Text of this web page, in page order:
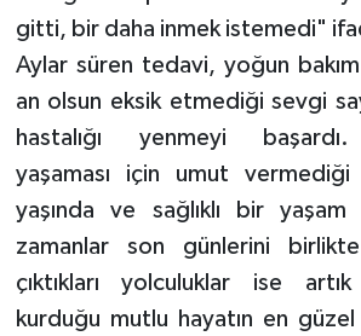
gitti, bir daha inmek istemedi"
Aylar süren tedavi, yoğun
an olsun eksik etmediği sevgi
hastalığı yenmeyi
yaşaması için umut
yaşında ve sağlıklı bir
zamanlar son günlerini
çıktıkları yolculuklar ise
kurduğu mutlu hayatın en güzel